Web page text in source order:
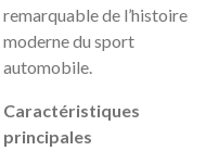
remarquable de l’histoire
moderne du sport
automobile.
Caractéristiques
principales